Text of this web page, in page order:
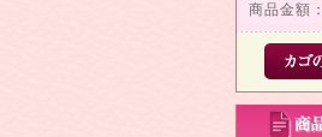
商品金額：